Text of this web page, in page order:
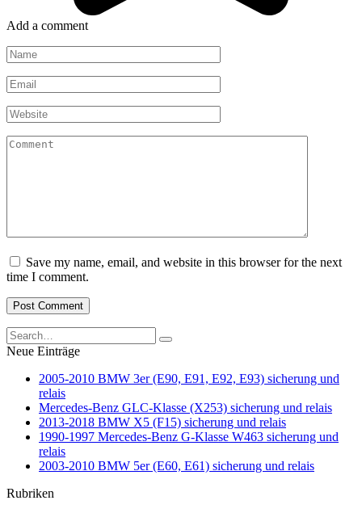
Add a comment
Name
*
Email
*
Website
Comment
Save my name, email, and website in this browser for the next
time I comment.
Search
for:
Neue Einträge
2005-2010 BMW 3er (E90, E91, E92, E93) sicherung und
relais
Mercedes-Benz GLC-Klasse (X253) sicherung und relais
2013-2018 BMW X5 (F15) sicherung und relais
1990-1997 Mercedes-Benz G-Klasse W463 sicherung und
relais
2003-2010 BMW 5er (E60, E61) sicherung und relais
Rubriken